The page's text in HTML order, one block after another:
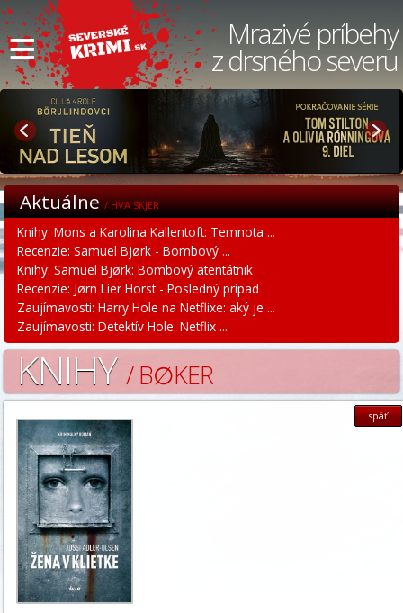
≡ Mrazivé príbehy
z drsného severu
Aktuálne/ HVA SKJER
Knihy: Mons a Karolina Kallentoft: Temnota ...
Recenzie: Samuel Bjørk - Bombový ...
Knihy: Samuel Bjørk: Bombový atentátnik
Recenzie: Jørn Lier Horst - Posledný prípad
Zaujímavosti: Harry Hole na Netflixe: aký je ...
Zaujímavosti: Detektív Hole: Netflix ...
KNIHY/ B∅KER
späť